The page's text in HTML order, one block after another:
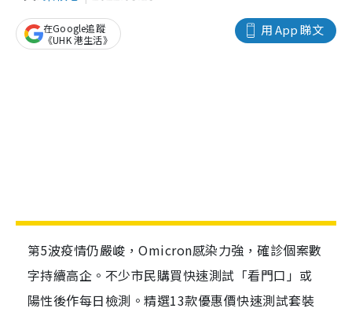
用 App 睇文
在Google追蹤
《UHK 港生活》
第5波疫情仍嚴峻，Omicron感染力強，確診個案數
字持續高企。不少市民購買快速測試「看門口」或
陽性後作每日檢測。精選13款優惠價快速測試套裝